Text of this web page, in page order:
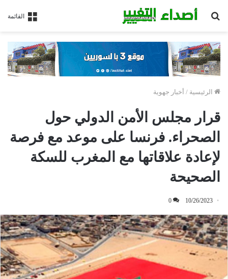
القائمة
الرئيسية / أخبار جهوية
قرار مجلس الأمن الدولي حول
الصحراء. فرنسا على موعد مع فرصة
لإعادة علاقاتها مع المغرب للسكة
الصحيحة
10/26/2023
0